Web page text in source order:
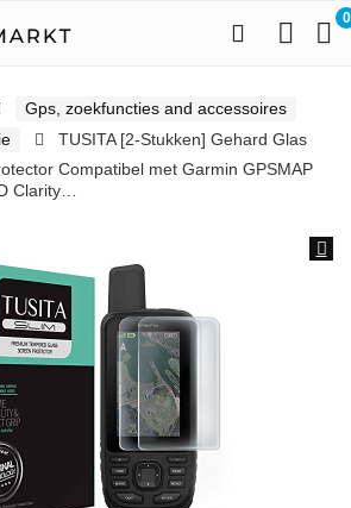
0
Gps, zoekfuncties and accessoires
TUSITA [2-Stukken] Gehard Glas
Compatibel met Garmin GPSMAP
Clarity…